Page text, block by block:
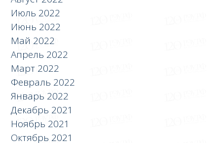
Июль 2022
Июнь 2022
Май 2022
Апрель 2022
Март 2022
Февраль 2022
Январь 2022
Декабрь 2021
Ноябрь 2021
Октябрь 2021